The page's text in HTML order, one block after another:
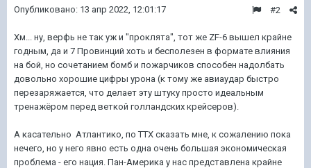
#2
Опубликовано: 13 апр 2022, 12:01:17
Хм... ну, верфь не так уж и "проклята", тот же ZF-6 вышел крайне
годным, да и 7 Провинций хоть и бесполезен в формате влияния
на бой, но сочетанием бомб и пожарчиков способен надолбать
довольно хорошие цифры урона (к тому же авиаудар быстро
перезаряжается, что делает эту штуку просто идеальным
тренажёром перед веткой голландских крейсеров).
А касательно Атлантико, по ТТХ сказать мне, к сожалению пока
нечего, но у него явно есть одна очень большая экономическая
проблема - его нация. Пан-Америка у нас представлена крайне